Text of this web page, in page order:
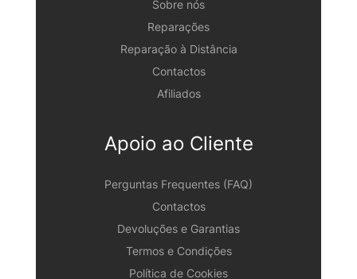
Sobre nós
Reparações
Reparação à Distância
Contactos
Afiliados
Apoio ao Cliente
Perguntas Frequentes (FAQ)
Contactos
Devoluções e Garantias
Termos e Condições
Política de Cookies